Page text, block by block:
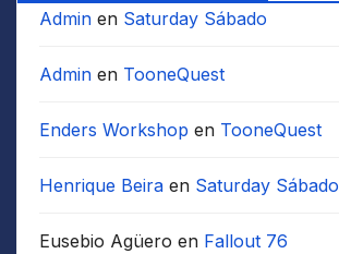
Admin en Saturday Sábado
Admin en TooneQuest
Enders Workshop en TooneQuest
Henrique Beira en Saturday Sábado
Eusebio Agüero en Fallout 76